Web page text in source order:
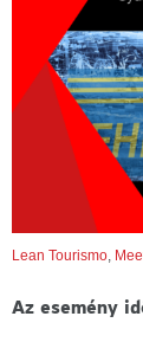
Lean Tourismo
Az esemény